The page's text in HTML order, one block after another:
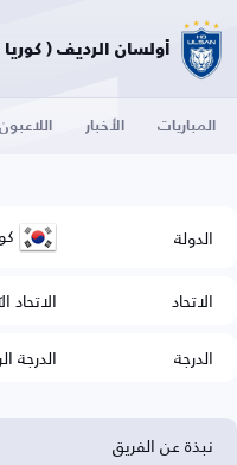
أولسان الرديف ( كوريا الجنوبية )
المباريات الأخبار اللاعبون
الدولة
الاتحاد
الدرجة
الدرجة
نبذة عن الفريق